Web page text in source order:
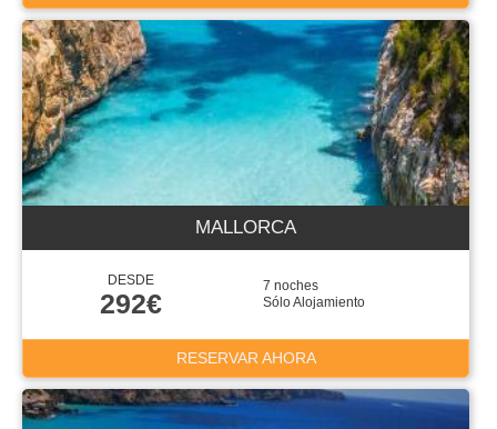
MALLORCA
DESDE
292€
7 noches
Sólo Alojamiento
RESERVAR AHORA